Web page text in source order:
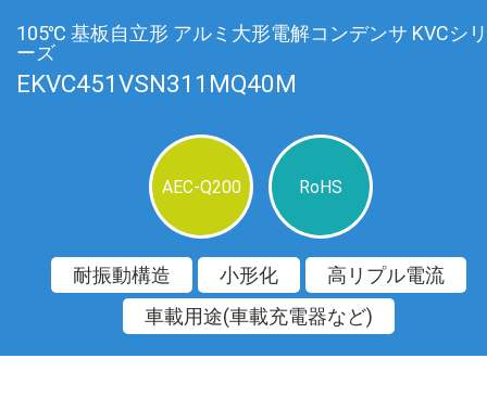
105℃ 基板自立形 アルミ大形電解コンデンサ KVCシリ
ーズ
EKVC451VSN311MQ40M
AEC-Q200 RoHS
耐振動構造 小形化
高リプル電流
車載用途(車載充電器など)